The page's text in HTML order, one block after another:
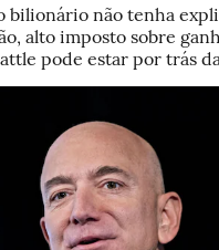
bilionário não tenha
alto imposto sobre
pode estar por trás